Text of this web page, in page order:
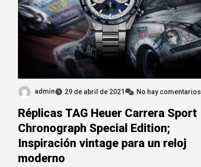
admin 29 de abril de 2021 No hay comentarios
Réplicas TAG Heuer Carrera Sport
Chronograph Special Edition;
Inspiración vintage para un reloj
moderno